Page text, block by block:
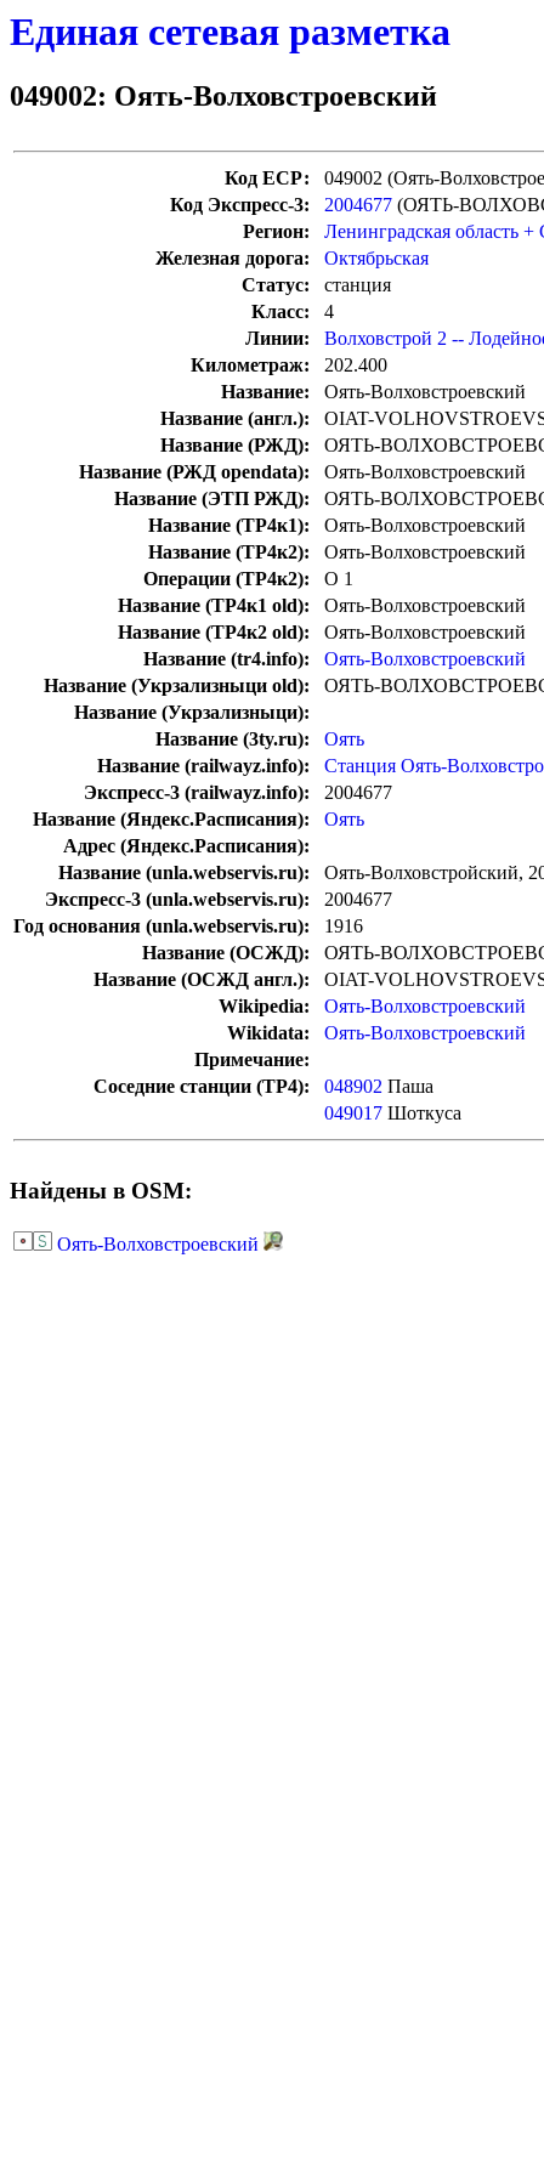
Единая сетевая разметка
049002: Оять-Волховстроевский
Код ЕСР:
049002 (Оять-
Код Экспресс-3:
2004677 (ОЯТЬ-
Регион:
Ленинградская область +
Железная дорога:
Октябрьская
Статус:
станция
Класс:
4
Линии:
Волховстрой 2 --
Километраж:
202.400
Название:
Оять-Волховстроевский
Название (англ.):
OIAT-
Название (РЖД):
ОЯТЬ-
Название (РЖД opendata):
Оять-Волховстроевский
Название (ЭТП РЖД):
ОЯТЬ-
Название (ТР4к1):
Оять-Волховстроевский
Название (ТР4к2):
Оять-Волховстроевский
Операции (ТР4к2):
О 1
Название (ТР4к1 old):
Оять-Волховстроевский
Название (ТР4к2 old):
Оять-Волховстроевский
Название (tr4.info):
Оять-Волховстроевский
Название (Укрзализныци old):
ОЯТЬ-
Название (Укрзализныци):
Название (3ty.ru):
Оять
Название (railwayz.info):
Станция Оять-
Экспресс-3 (railwayz.info):
2004677
Название (Яндекс.Расписания):
Оять
Адрес (Яндекс.Расписания):
Название (unla.webservis.ru):
Оять-Волховстройский,
Экспресс-3 (unla.webservis.ru):
2004677
Год основания (unla.webservis.ru):
1916
Название (ОСЖД):
ОЯТЬ-
Название (ОСЖД англ.):
OIAT-
Wikipedia:
Оять-Волховстроевский
Wikidata:
Оять-Волховстроевский
Примечание:
Соседние станции (ТР4):
048902 Паша
049017 Шоткуса
Найдены в OSM:
Оять-Волховстроевский